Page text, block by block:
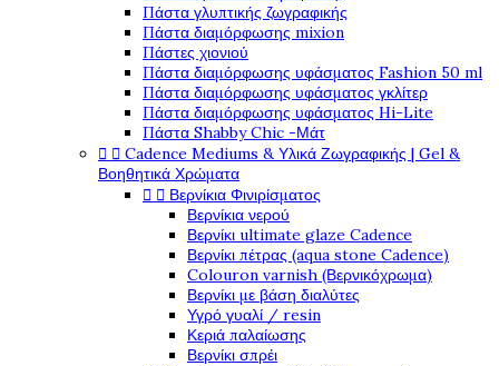
Πάστα γλυπτικής ζωγραφικής
Πάστα διαμόρφωσης mixion
Πάστες χιονιού
Πάστα διαμόρφωσης υφάσματος Fashion 50 ml
Πάστα διαμόρφωσης υφάσματος γκλίτερ
Πάστα διαμόρφωσης υφάσματος Hi-Lite
Πάστα Shabby Chic -Μάτ
  Cadence Mediums & Υλικά Ζωγραφικής | Gel &
Βοηθητικά Χρώματα
  Βερνίκια Φινιρίσματος
Βερνίκια νερού
Βερνίκι ultimate glaze Cadence
Βερνίκι πέτρας (aqua stone Cadence)
Colouron varnish (Βερνικόχρωμα)
Βερνίκι με βάση διαλύτες
Υγρό γυαλί / resin
Κεριά παλαίωσης
Βερνίκι σπρέι